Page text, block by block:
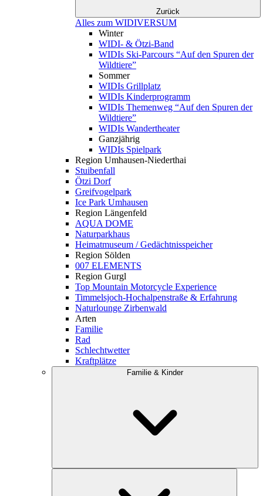
Zurück
Alles zum WIDIVERSUM
Winter
WIDI- & Ötzi-Band
WIDIs Ski-Parcours “Auf den Spuren der
Wildtiere”
Sommer
WIDIs Grillplatz
WIDIs Kinderprogramm
WIDIs Themenweg “Auf den Spuren der
Wildtiere”
WIDIs Wandertheater
Ganzjährig
WIDIs Spielpark
Region Umhausen-Niederthai
Stuibenfall
Ötzi Dorf
Greifvogelpark
Ice Park Umhausen
Region Längenfeld
AQUA DOME
Naturparkhaus
Heimatmuseum / Gedächtnisspeicher
Region Sölden
007 ELEMENTS
Region Gurgl
Top Mountain Motorcycle Experience
Timmelsjoch-Hochalpenstraße & Erfahrung
Naturlounge Zirbenwald
Arten
Familie
Rad
Schlechtwetter
Kraftplätze
Familie & Kinder